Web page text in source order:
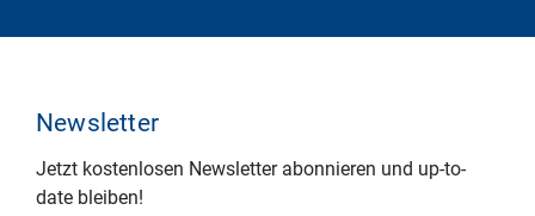
Newsletter
Jetzt kostenlosen Newsletter abonnieren und up-to-
date bleiben!